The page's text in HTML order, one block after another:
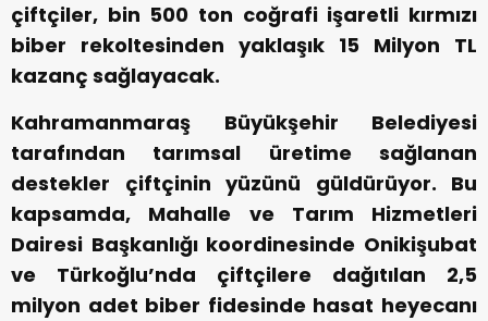
çiftçiler, bin 500 ton coğrafi işaretli kırmızı
biber rekoltesinden yaklaşık 15 Milyon TL
kazanç sağlayacak.
Kahramanmaraş Büyükşehir Belediyesi
tarafından tarımsal üretime sağlanan
destekler çiftçinin yüzünü güldürüyor. Bu
kapsamda, Mahalle ve Tarım Hizmetleri
Dairesi Başkanlığı koordinesinde Onikişubat
ve Türkoğlu’nda çiftçilere dağıtılan 2,5
milyon adet biber fidesinde hasat heyecanı